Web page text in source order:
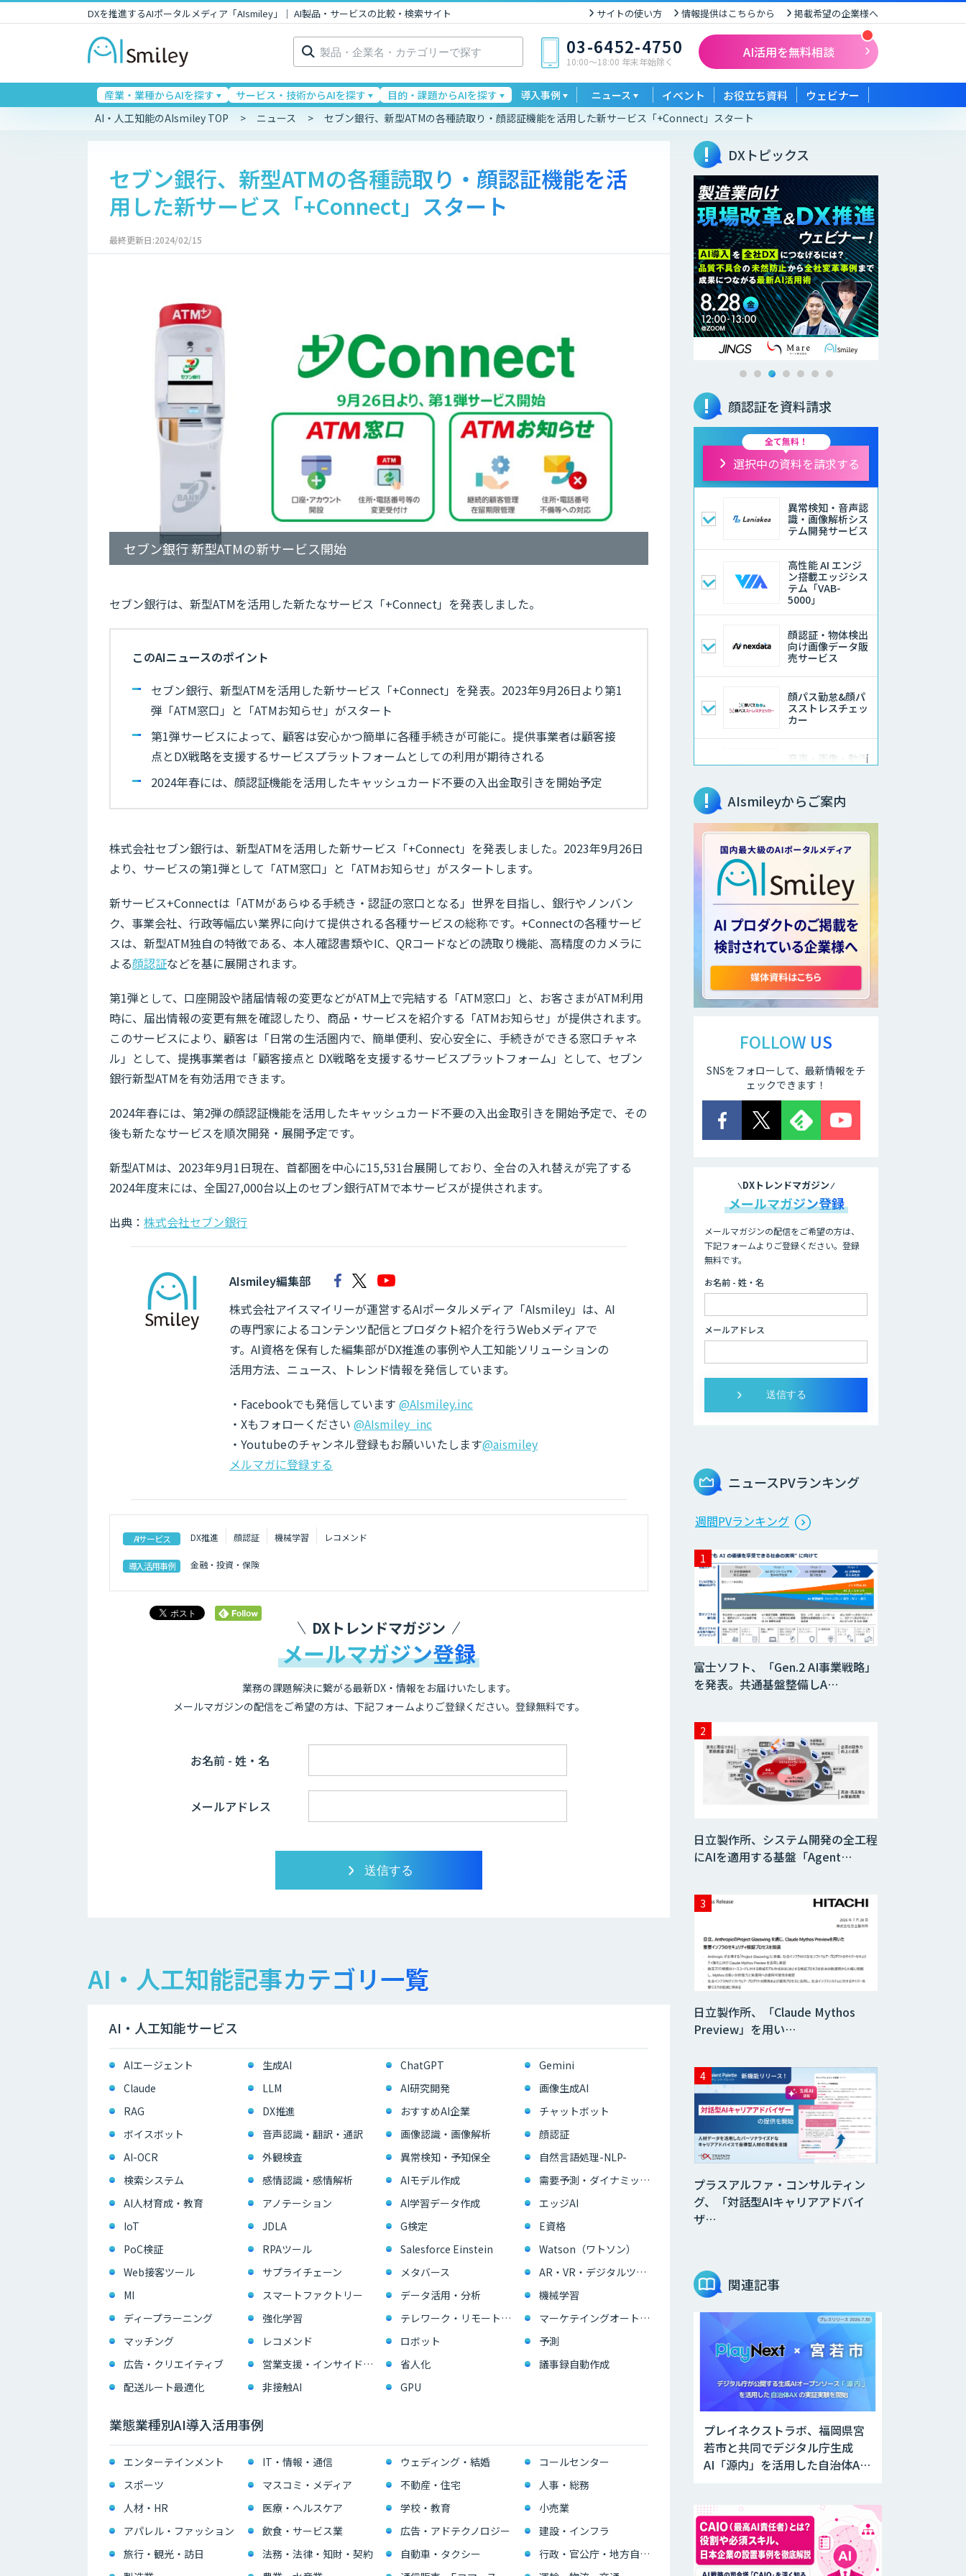
DXを推進するAIポータルメディア「AIsmiley」｜ AI製品・サービスの比較・検索サイト サイトの使い方 情報提供はこちらから 掲載希望の企業様へ
検
索: 03-6452-4750
10:00〜18:00 年末年始除く
AI活用を無料相談
産業・業種からAIを探す サービス・技術からAIを探す 目的・課題からAIを探す 導入事例 ニュース イベント お役立ち資料 ウェビナー
AI・人工知能のAIsmiley TOP ニュース セブン銀行、新型ATMの各種読取り・顔認証機能を活用した新サービス「+Connect」スタート
セブン銀行、新型ATMの各種読取り・顔認証機能を活
用した新サービス「+Connect」スタート
最終更新日:2024/02/15
セブン銀行 新型ATMの新サービス開始
セブン銀行は、新型ATMを活用した新たなサービス「+Connect」を発表しました。
このAIニュースのポイント
セブン銀行、新型ATMを活用した新サービス「+Connect」を発表。2023年9月26日より第1
弾「ATM窓口」と「ATMお知らせ」がスタート
第1弾サービスによって、顧客は安心かつ簡単に各種手続きが可能に。提供事業者は顧客接
点とDX戦略を支援するサービスプラットフォームとしての利用が期待される
2024年春には、顔認証機能を活用したキャッシュカード不要の入出金取引きを開始予定
株式会社セブン銀行は、新型ATMを活用した新サービス「+Connect」を発表しました。2023年9月26日
より、サービスの第1弾として「ATM窓口」と「ATMお知らせ」がスタートします。
新サービス+Connectは「ATMがあらゆる手続き・認証の窓口となる」世界を目指し、銀行やノンバン
ク、事業会社、行政等幅広い業界に向けて提供される各種サービスの総称です。+Connectの各種サービ
スは、新型ATM独自の特徴である、本人確認書類やIC、QRコードなどの読取り機能、高精度のカメラに
よる顔認証などを基に展開されます。
第1弾として、口座開設や諸届情報の変更などがATM上で完結する「ATM窓口」と、お客さまがATM利用
時に、届出情報の変更有無を確認したり、商品・サービスを紹介する「ATMお知らせ」が提供されます。
このサービスにより、顧客は「日常の生活圏内で、簡単便利、安心安全に、手続きができる窓口チャネ
ル」として、提携事業者は「顧客接点と DX戦略を支援するサービスプラットフォーム」として、セブン
銀行新型ATMを有効活用できます。
2024年春には、第2弾の顔認証機能を活用したキャッシュカード不要の入出金取引きを開始予定で、その
後も新たなサービスを順次開発・展開予定です。
新型ATMは、2023年9月1日現在、首都圏を中心に15,531台展開しており、全台の入れ替えが完了する
2024年度末には、全国27,000台以上のセブン銀行ATMで本サービスが提供されます。
出典： 株式会社セブン銀行
AIsmiley編集部
株式会社アイスマイリーが運営するAIポータルメディア「AIsmiley」は、AI
の専門家によるコンテンツ配信とプロダクト紹介を行うWebメディアで
す。AI資格を保有した編集部がDX推進の事例や人工知能ソリューションの
活用方法、ニュース、トレンド情報を発信しています。
・Facebookでも発信しています @AIsmiley.inc
・Xもフォローください @AIsmiley_inc
・Youtubeのチャンネル登録もお願いいたします@aismiley
メルマガに登録する
AIサービス DX推進 顔認証 機械学習 レコメンド
導入活用事例 金融・投資・保険
DXトレンドマガジン
メールマガジン登録
業務の課題解決に繋がる最新DX・情報をお届けいたします。
メールマガジンの配信をご希望の方は、下記フォームよりご登録ください。登録無料です。
お名前 - 姓・名
メールアドレス
AI・人工知能記事カテゴリ一覧
AI・人工知能サービス
AIエージェント 生成AI ChatGPT
Gemini
Claude
LLM AI研究開発
画像生成AI
RAG
DX推進 おすすめAI企業
チャットボット
ボイスボット
音声認識・翻訳・通訳 画像認識・画像解析
顔認証
AI-OCR
外観検査 異常検知・予知保全
自然言語処理-NLP-
検索システム
感情認識・感情解析 AIモデル作成
需要予測・ダイナミックプライシング
AI人材育成・教育
アノテーション AI学習データ作成
エッジAI
IoT
JDLA G検定
E資格
PoC検証
RPAツール Salesforce Einstein
Watson（ワトソン）
Web接客ツール
サプライチェーン メタバース
AR・VR・デジタルツイン
MI
スマートファクトリー データ活用・分析
機械学習
ディープラーニング
強化学習 テレワーク・リモートワーク
マーケテイングオートメーション・MAツール
マッチング
レコメンド ロボット
予測
広告・クリエイティブ
営業支援・インサイドセールス 省人化
議事録自動作成
配送ルート最適化
非接触AI GPU
業態業種別AI導入活用事例
エンターテインメント IT・情報・通信 ウェディング・結婚
コールセンター
スポーツ
マスコミ・メディア 不動産・住宅
人事・総務
人材・HR
医療・ヘルスケア 学校・教育
小売業
アパレル・ファッション
飲食・サービス業 広告・アドテクノロジー
建設・インフラ
旅行・観光・訪日
法務・法律・知財・契約 自動車・タクシー
行政・官公庁・地方自治体
DXトピックス
顔認証を資料請求
全て無料！
選択中の資料を請求する
異常検知・音声認
識・画像解析シス
テム開発サービス
高性能 AI エンジ
ン搭載エッジシス
テム「VAB-
5000」
顔認証・物体検出
向け画像データ販
売サービス
顔パス勤怠&顔パ
スストレスチェッ
カー
音声・画像・動画
データセット販
法人向けAIドライ
ブレコーダー「ナ
ウト」
WelcomID
WelcomID無人店
SenseVideo Go
Datatang AIデー
タ処理プラットフ
ォームサービス
Datatang 高品質
AIデータ収集・ア
AIsmileyからご案内
FOLLOW US
SNSをフォローして、最新情報をチ
ェックできます！
DXトレンドマガジン
メールマガジン登録
メールマガジンの配信をご希望の方は、
下記フォームよりご登録ください。登録
無料です。
お名前 - 姓・名
メールアドレス
ニュースPVランキング
週間PVランキング
富士ソフト、「Gen.2 AI事業戦略」
を発表。共通基盤整備しA…
日立製作所、システム開発の全工程
にAIを適用する基盤「Agent…
日立製作所、「Claude Mythos
Preview」を用い…
プラスアルファ・コンサルティン
グ、「対話型AIキャリアアドバイ
ザ…
関連記事
プレイネクストラボ、福岡県宮
若市と共同でデジタル庁生成
AI「源内」を活用した自治体AX